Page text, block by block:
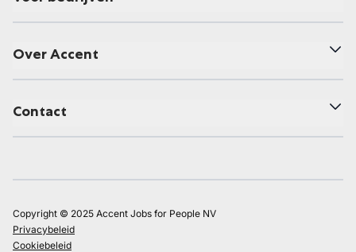
Over Accent
Contact
Copyright © 2025 Accent Jobs for People NV
Privacybeleid
Cookiebeleid